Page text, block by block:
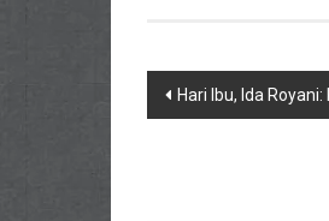
Navigasi
Hari Ibu, Ida